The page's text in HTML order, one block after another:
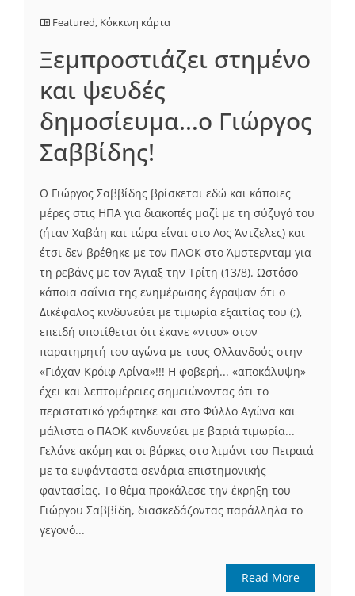
Featured, Κόκκινη κάρτα
Ξεμπροστιάζει στημένο
και ψευδές
δημοσίευμα…ο Γιώργος
Σαββίδης!
Ο Γιώργος Σαββίδης βρίσκεται εδώ και κάποιες
μέρες στις ΗΠΑ για διακοπές μαζί με τη σύζυγό του
(ήταν Χαβάη και τώρα είναι στο Λος Άντζελες) και
έτσι δεν βρέθηκε με τον ΠΑΟΚ στο Άμστερνταμ για
τη ρεβάνς με τον Άγιαξ την Τρίτη (13/8). Ωστόσο
κάποια σαΐνια της ενημέρωσης έγραψαν ότι ο
Δικέφαλος κινδυνεύει με τιμωρία εξαιτίας του (;),
επειδή υποτίθεται ότι έκανε «ντου» στον
παρατηρητή του αγώνα με τους Ολλανδούς στην
«Γιόχαν Κρόιφ Αρίνα»!!! Η φοβερή... «αποκάλυψη»
έχει και λεπτομέρειες σημειώνοντας ότι το
περιστατικό γράφτηκε και στο Φύλλο Αγώνα και
μάλιστα ο ΠΑΟΚ κινδυνεύει με βαριά τιμωρία...
Γελάνε ακόμη και οι βάρκες στο λιμάνι του Πειραιά
με τα ευφάνταστα σενάρια επιστημονικής
φαντασίας. Το θέμα προκάλεσε την έκρηξη του
Γιώργου Σαββίδη, διασκεδάζοντας παράλληλα το
γεγονό...
Read More